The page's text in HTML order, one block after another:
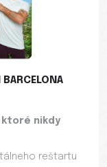
ktoré nikdy
reštartu